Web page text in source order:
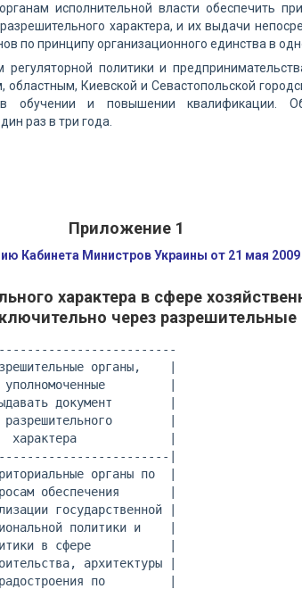
исполнительной власти обеспечить
характера, и их выдачи
по принципу организационного единства в
политики и
Киевской и Севастопольской
в обучении и повышении квалификации.
раз в три года.
Приложение 1
Кабинета Министров Украины от 21 мая
характера в сфере
через разрешительные
органы,    |
|
документ        |
|
|
|
органы по  |
обеспечения       |
государственной |
политики и    |
в сфере           |
архитектуры |
по         |